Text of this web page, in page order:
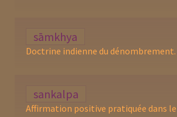
sāmkhya
Doctrine indienne du dénombrement.
sankalpa
Affirmation positive pratiquée dans le